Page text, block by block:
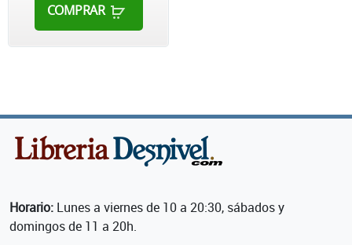
COMPRAR
Horario: Lunes a viernes de 10 a 20:30, sábados y
domingos de 11 a 20h.